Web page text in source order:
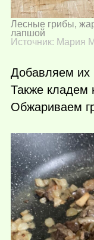
Лесные грибы,
лапшой
Источник: Мария
Добавляем их
Также кладем
Обжариваем